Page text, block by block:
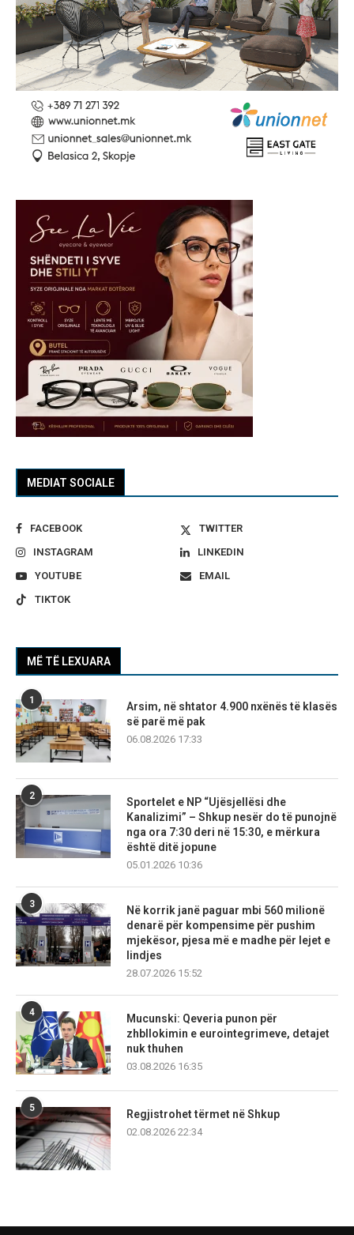
MEDIAT SOCIALE
FACEBOOK
TWITTER
INSTAGRAM
LINKEDIN
YOUTUBE
EMAIL
TIKTOK
MË TË LEXUARA
1
Arsim, në shtator 4.900 nxënës të klasës
së parë më pak
06.08.2026 17:33
2
Sportelet e NP “Ujësjellësi dhe
Kanalizimi” – Shkup nesër do të punojnë
nga ora 7:30 deri në 15:30, e mërkura
është ditë jopune
05.01.2026 10:36
3
Në korrik janë paguar mbi 560 milionë
denarë për kompensime për pushim
mjekësor, pjesa më e madhe për lejet e
lindjes
28.07.2026 15:52
4
Mucunski: Qeveria punon për
zhbllokimin e eurointegrimeve, detajet
nuk thuhen
03.08.2026 16:35
5
Regjistrohet tërmet në Shkup
02.08.2026 22:34